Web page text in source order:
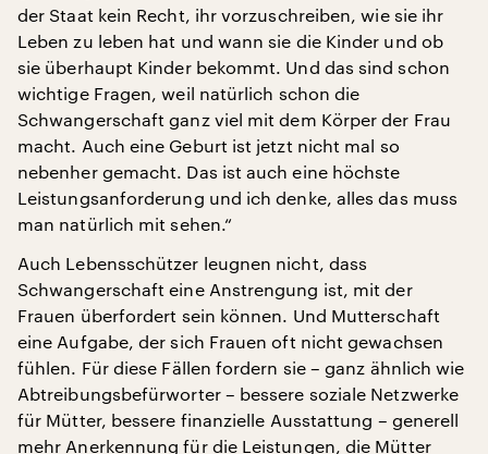
der Staat kein Recht, ihr vorzuschreiben, wie sie ihr
Leben zu leben hat und wann sie die Kinder und ob
sie überhaupt Kinder bekommt. Und das sind schon
wichtige Fragen, weil natürlich schon die
Schwangerschaft ganz viel mit dem Körper der Frau
macht. Auch eine Geburt ist jetzt nicht mal so
nebenher gemacht. Das ist auch eine höchste
Leistungsanforderung und ich denke, alles das muss
man natürlich mit sehen.“
Auch Lebensschützer leugnen nicht, dass
Schwangerschaft eine Anstrengung ist, mit der
Frauen überfordert sein können. Und Mutterschaft
eine Aufgabe, der sich Frauen oft nicht gewachsen
fühlen. Für diese Fällen fordern sie – ganz ähnlich wie
Abtreibungsbefürworter – bessere soziale Netzwerke
für Mütter, bessere finanzielle Ausstattung – generell
mehr Anerkennung für die Leistungen, die Mütter